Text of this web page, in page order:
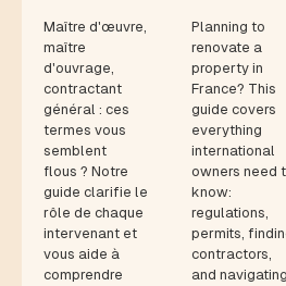
Maître d'œuvre,
maître
d'ouvrage,
contractant
général : ces
termes vous
semblent
flous ? Notre
guide clarifie le
rôle de chaque
intervenant et
vous aide à
comprendre
Planning to
renovate a
property in
France? This
guide covers
everything
international
owners need
know:
regulations,
permits,
contractors,
and navigating